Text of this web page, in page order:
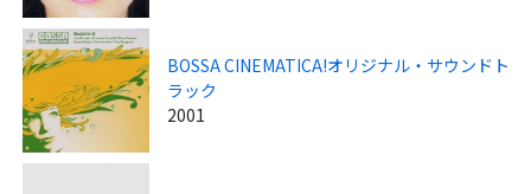
BOSSA CINEMATICA!オリジナル・サウンドト
ラック
2001